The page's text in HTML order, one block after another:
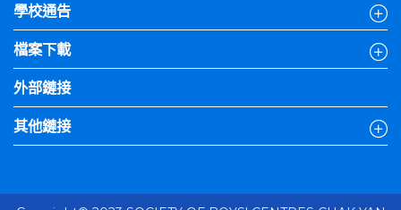
學校通告
檔案下載
外部鏈接
其他鏈接